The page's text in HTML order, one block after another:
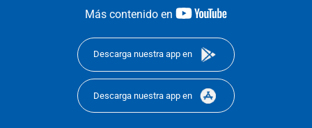
Más contenido en
youtube-
Descarga nuestra app en
Descarga nuestra app en